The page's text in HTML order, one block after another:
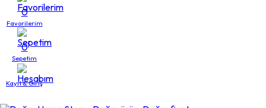
0
Favorilerim
0
Sepetim
Kayıt & Giriş